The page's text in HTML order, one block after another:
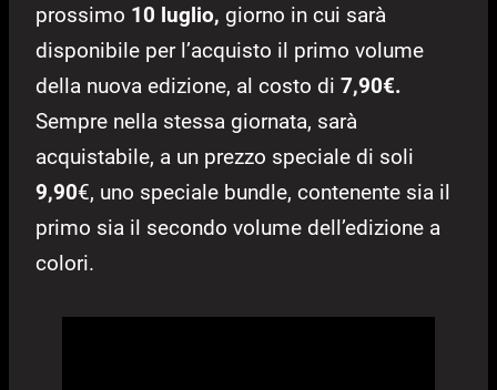
prossimo 10 luglio, giorno in cui sarà
disponibile per l’acquisto il primo volume
della nuova edizione, al costo di 7,90€.
Sempre nella stessa giornata, sarà
acquistabile, a un prezzo speciale di soli
9,90€, uno speciale bundle, contenente sia il
primo sia il secondo volume dell’edizione a
colori.